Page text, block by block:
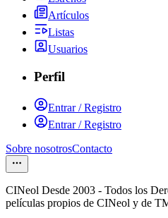
Artículos
Listas
Usuarios
Perfil
Entrar / Registro
Entrar / Registro
Sobre nosotrosContacto
CINeol Desde 2003 - Todos los
películas propios de CINeol y de